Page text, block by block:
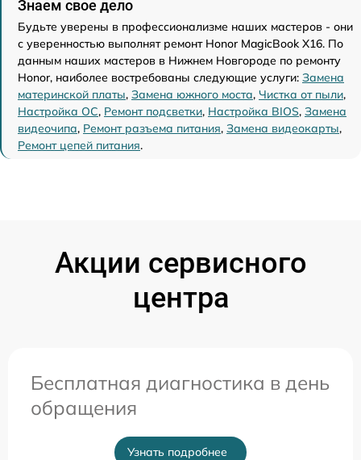
Знаем свое дело
Будьте уверены в профессионализме наших мастеров - они
с уверенностью выполнят ремонт Honor MagicBook X16. По
данным наших мастеров в Нижнем Новгороде по ремонту
Honor, наиболее востребованы следующие услуги: Замена
материнской платы, Замена южного моста, Чистка от пыли,
Настройка ОС, Ремонт подсветки, Настройка BIOS, Замена
видеочипа, Ремонт разъема питания, Замена видеокарты,
Ремонт цепей питания.
Акции сервисного
центра
Бесплатная диагностика в день
обращения
Узнать подробнее